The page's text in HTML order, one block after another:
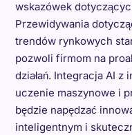
wskazówek
Przewidywania
trendów rynkowych
pozwoli firmom na
działań. Integracja AI
uczenie maszynowe i
będzie napędzać
inteligentnym i